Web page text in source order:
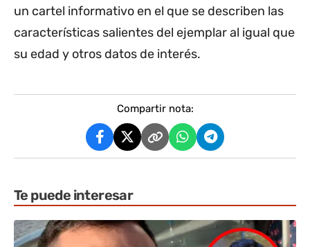
un cartel informativo en el que se describen las
características salientes del ejemplar al igual que
su edad y otros datos de interés.
Compartir nota:
Te puede interesar